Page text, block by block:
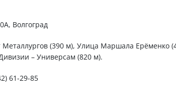
Волгоград
Металлургов (390 м), Улица Маршала Ерёменко
– Универсам (820 м).
61-29-85